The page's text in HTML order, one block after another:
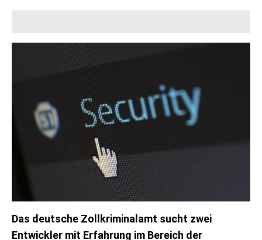
Das deutsche Zollkriminalamt sucht zwei
Entwickler mit Erfahrung im Bereich der